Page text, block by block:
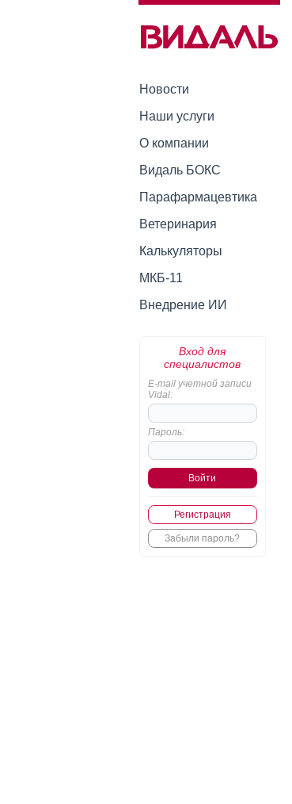
Новости
Наши услуги
О компании
Видаль БОКС
Парафармацевтика
Ветеринария
Калькуляторы
МКБ-11
Внедрение ИИ
Вход для
специалистов
E-mail учетной записи
Vidal:
Пароль:
Регистрация
Забыли пароль?